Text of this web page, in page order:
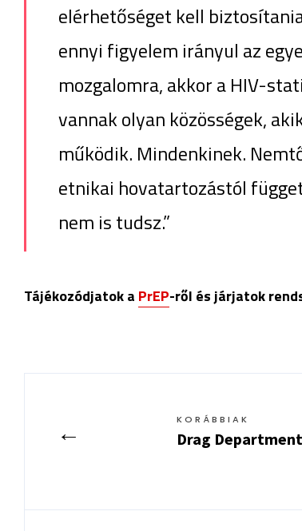
elérhetőséget kell
ennyi figyelem irányul az
mozgalomra, akkor a HIV-
vannak olyan közösségek,
működik. Mindenkinek.
etnikai hovatartozástól
nem is tudsz.”
Tájékozódjatok a PrEP-ről és járjatok
← KORÁBBIAK
Drag Department